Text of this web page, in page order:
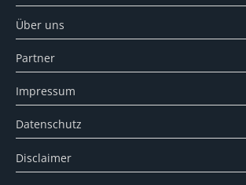
Über uns
Partner
Impressum
Datenschutz
Disclaimer